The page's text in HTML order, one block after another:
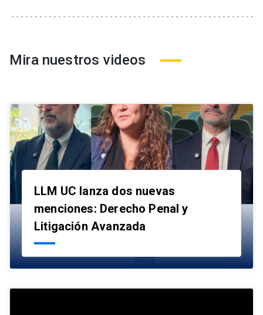
Mira nuestros videos
LLM UC lanza dos nuevas
menciones: Derecho Penal y
Litigación Avanzada